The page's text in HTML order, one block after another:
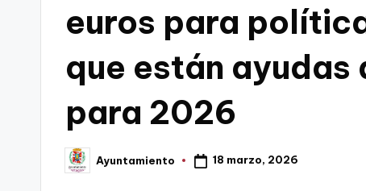
euros para
que están ayudas
para 2026
Publicado
por
Ayuntamiento 18 marzo, 2026